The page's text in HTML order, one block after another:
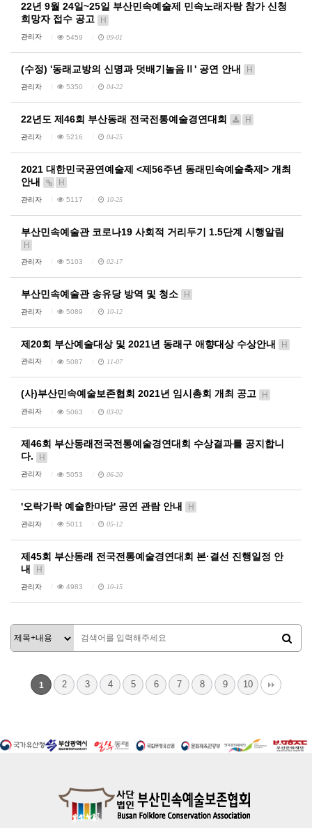
22년 9월 24일~25일 부산민속예술제 민속노래자랑 참가 신청
희망자 접수 공고
H
관리자 5459 09-01
(수정) '동래교방의 신명과 덧배기놀음Ⅱ' 공연 안내 H
관리자 5350 04-22
22년도 제46회 부산동래 전국전통예술경연대회 H
관리자 5216 04-25
2021 대한민국공연예술제 <제56주년 동래민속예술축제> 개최
안내
H
관리자 5117 10-25
부산민속예술관 코로나19 사회적 거리두기 1.5단계 시행알림
H
관리자 5103 02-17
부산민속예술관 송유당 방역 및 청소 H
관리자 5089 10-12
제20회 부산예술대상 및 2021년 동래구 애향대상 수상안내 H
관리자 5087 11-07
(사)부산민속예술보존협회 2021년 임시총회 개최 공고 H
관리자 5063 03-02
제46회 부산동래전국전통예술경연대회 수상결과를 공지합니
다.
H
관리자 5053 06-20
'오락가락 예술한마당' 공연 관람 안내 H
관리자 5011 05-12
제45회 부산동래 전국전통예술경연대회 본·결선 진행일정 안
내
H
관리자 4983 10-15
1 2 3 4 5 6 7 8 9 10